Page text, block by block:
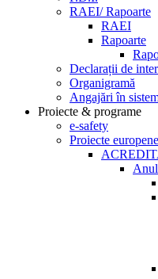
RAEI/ Rapoarte
RAEI
Rapoarte
Declarații de
Organigramă
Angajări în
Proiecte & programe
e-safety
Proiecte europene